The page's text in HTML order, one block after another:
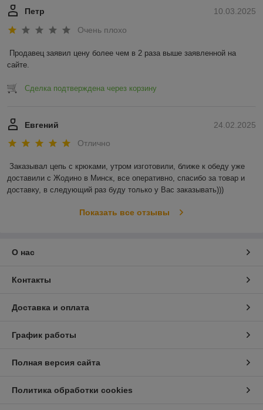
10.03.2025
Петр
Очень плохо
Продавец заявил цену более чем в 2 раза выше заявленной на
сайте.
Сделка подтверждена через корзину
24.02.2025
Евгений
Отлично
Заказывал цепь с крюками, утром изготовили, ближе к обеду уже
доставили с Жодино в Минск, все оперативно, спасибо за товар и
доставку, в следующий раз буду только у Вас заказывать)))
Показать все отзывы
О нас
Контакты
Доставка и оплата
График работы
Полная версия сайта
Политика обработки cookies